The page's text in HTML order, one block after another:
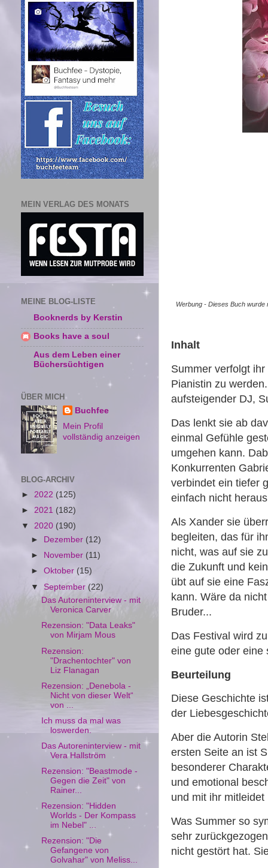
Werbung - Dieses Buch
Inhalt
Summer verfolgt
Pianistin zu
aufsteigender DJ,
Das lenkt sie ab
einmal Gefühle
umgehen kann.
Konkurrenten
verbindet ein tiefer
einfach nicht
Als Xander sie
begleiten, das für
nicht, was auf sie
die Zukunft und
übt auf sie eine
kann. Wäre da
Bruder...
Das Festival wird
eine gute oder eine
Beurteilung
Diese Geschichte
der
Aber die Autorin
ersten Seite an ist
besonderer
und emotional
und mit ihr
Was Summer so
sehr
nicht gestört hat.
MEIN VERLAG DES MONATS
MEINE BLOG-LISTE
Booknerds by Kerstin
Books have a soul
Aus dem Leben einer
Büchersüchtigen
ÜBER MICH
Buchfee
Mein Profil
vollständig anzeigen
BLOG-ARCHIV
► 2022 (125)
► 2021 (182)
▼ 2020 (190)
►
Dezember (12)
►
November (11)
►Oktober (15)
▼September(22)
Das Autoreninterview - mit
Veronica Carver
Rezension: "Data Leaks"
von Mirjam Mous
Rezension:
"Drachentochter" von
Liz Flanagan
Rezension: „Denebola -
Nicht von dieser Welt“
von ...
Ich muss da mal was
loswerden.
Das Autoreninterview - mit
Vera Hallström
Rezension: "Beastmode -
Gegen die Zeit" von
Rainer...
Rezension: "Hidden
Worlds - Der Kompass
im Nebel" ...
Rezension: "Die
Gefangene von
Golvahar" von Meliss...